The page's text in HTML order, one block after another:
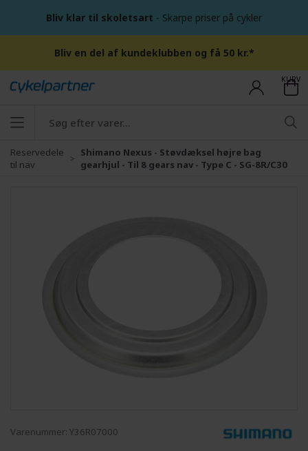
Bliv klar til skoletsart - Skarpe priser på cykler
Bliv en del af kundeklubben og få 50 kr.*
KURV
Reservedele
til nav
Shimano Nexus - Støvdæksel højre bag
gearhjul - Til 8 gears nav - Type C - SG-8R/C30
Varenummer: Y36R07000